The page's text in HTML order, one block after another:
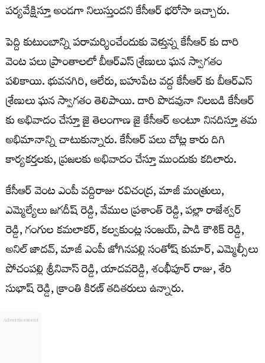
పర్యవేక్షిస్తూ అండగా నిలుస్తుందని కేసీఆర్‌ భరోసా ఇచ్చారు.
పెద్ది కుటుంబాన్ని పరామర్శించేందుకు వెళ్తున్న కేసీఆర్ కు దారి
వెంట పలు ప్రాంతాలలో బీఆర్ఎస్ శ్రేణులు ఘన స్వాగతం
పలికాయి. భువనగిరి, ఆలేరు, బహుపేట వద్ద కేసీఆర్ కు బీఆర్ఎస్
శ్రేణులు ఘన స్వాగతం తెలిపాయి. దారి పొడవునా నిలబడి కేసీఆర్
కు అభివాదం చేస్తూ జై తెలంగాణ జై కేసీఆర్ అంటూ నినదిస్తూ తమ
అభిమానాన్ని చాటుకున్నారు. కేసీఆర్ పలు చోట్ల కారు దిగి
కార్యకర్తలకు, ప్రజలకు అభివాదం చేస్తూ ముందుకు కదిలారు.
కేసీఆర్ వెంట ఎంపీ వద్దిరాజు రవిచంద్ర, మాజీ మంత్రులు,
ఎమ్మెల్యేలు జగదీష్ రెడ్డి, వేముల ప్రశాంత్ రెడ్డి, పల్లా రాజేశ్వర్
రెడ్డి, గంగుల కమలాకర్, కల్వకుంట్ల సంజయ్, పాడి కౌశిక్ రెడ్డి,
అనిల్ జాదవ్, మాజీ ఎంపీ జోగినపల్లి సంతోష్ కుమార్, ఎమ్మెల్సీలు
పోచంపల్లి శ్రీనివాస్ రెడ్డి, యాదవరెడ్డి, శంభీపూర్ రాజు, శేరి
సుభాష్ రెడ్డి, క్రాంతి కిరణ్ తదితరులు ఉన్నారు.